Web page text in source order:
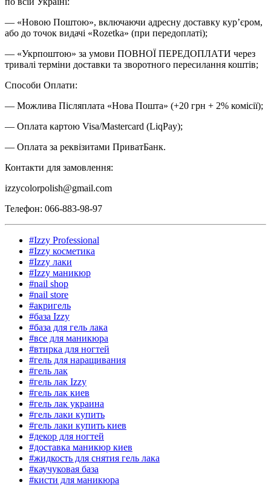
— «Новою Поштою», включаючи адресну доставку кур’єром,
або до точок видачі «Rozetka» (при передоплаті);
— «Укрпоштою» за умови ПОВНОЇ ПЕРЕДОПЛАТИ через
тривалі терміни доставки та зворотного пересилання коштів;
Способи Оплати:
— Можлива Післяплата «Нова Пошта» (+20 грн + 2% комісії);
— Оплата картою Visa/Mastercard (LiqPay);
— Оплата за реквізитами ПриватБанк.
Контакти для замовлення:
izzycolorpolish@gmail.com
Телефон: 066-883-98-97
#Izzy Professional
#Izzy косметика
#Izzy лаки
#Izzy маникюр
#nail shop
#nail store
#акригель
#база Izzy
#база для гель лака
#все для маникюра
#втирка для ногтей
#гель для наращивания
#гель лак
#гель лак Izzy
#гель лак киев
#гель лак украина
#гель лаки купить
#гель лаки купить киев
#декор для ногтей
#доставка маникюр киев
#жидкость для снятия гель лака
#каучуковая база
#кисти для маникюра